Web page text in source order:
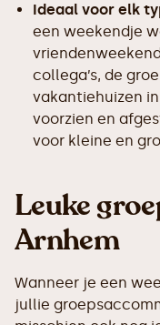
Ideaal voor elk
een weekendje
collega’s, de
vakantiehuizen
voorzien en
voor kleine en
Leuke
Arnhem
Wanneer je een
jullie